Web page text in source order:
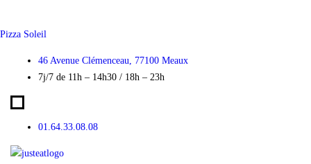
content
Pizza Soleil
46 Avenue Clémenceau, 77100 Meaux
7j/7 de 11h – 14h30 / 18h – 23h
01.64.33.08.08